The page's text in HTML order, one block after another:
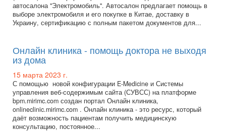
автосалона "Электромобиль". Автосалон предлагает помощь в
выборе электромобиля и его покупке в Китае, доставку в
Украину, сертификацию с полным пакетом документов для...
Онлайн клиника - помощь доктора не выходя
из дома
15 марта 2023 г.
С помощью новой конфигурации E-Medicine и Системы
управления веб-содержимым сайта (СУВСС) на платформе
bpm.mirimc.com создан портал Онлайн клиника,
onlineclinic.mirimc.com . Онлайн клиника - это ресурс, который
даёт возможность пациентам получить медицинскую
консультацию, постоянное...